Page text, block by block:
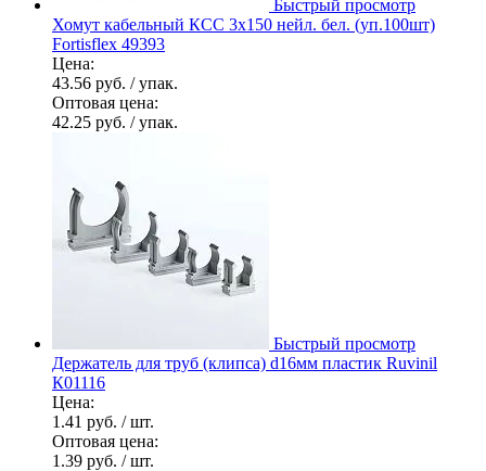
Быстрый просмотр
Хомут кабельный КСС 3х150 нейл. бел. (уп.100шт)
Fortisflex 49393
Цена:
43.56 руб. / упак.
Оптовая цена:
42.25 руб. / упак.
Быстрый просмотр
Держатель для труб (клипса) d16мм пластик Ruvinil
К01116
Цена:
1.41 руб. / шт.
Оптовая цена:
1.39 руб. / шт.